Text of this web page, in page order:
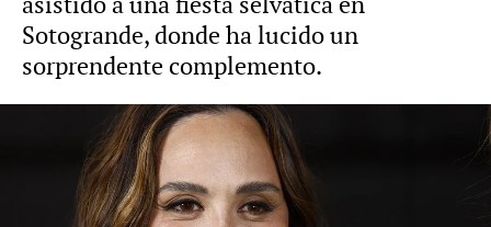
Sotogrande, donde ha lucido un
sorprendente complemento.
La reacción de Íñigo Onieva al posado en
bikini de Tamara Falcó tras muchos
rumores de crisis: "Belleza absoluta"